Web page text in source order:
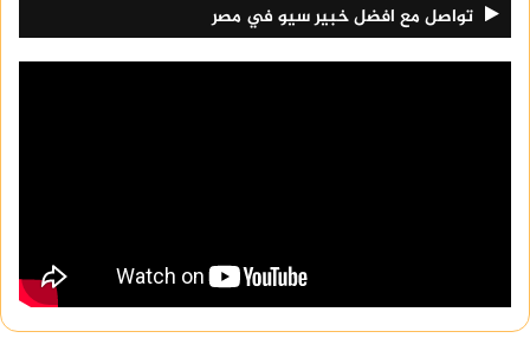
تواصل مع افضل خبير سيو في مصر